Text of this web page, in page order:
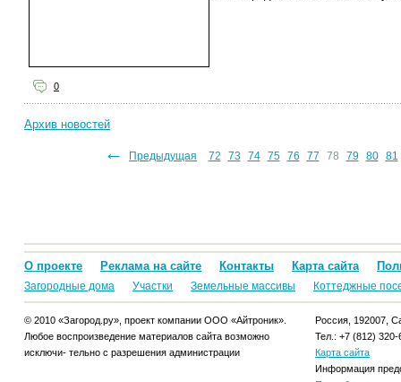
0
Архив новостей
← Предыдущая
67 68 69 70 71 72 73 74 75 76 77 78 79 80 81
О проекте Реклама на сайте Контакты Карта сайта
Загородные дома Участки Земельные массивы Коттеджные
© 2010 «Загород.ру», проект компании ООО «Айтроник».
Любое воспроизведение материалов сайта возможно
исключи- тельно с разрешения администрации
Россия, 192007,
Тел.: +7 (812) 320-
Карта сайта
Информация